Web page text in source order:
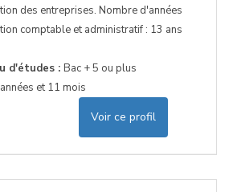
des entreprises. Nombre d'années
comptable et administratif : 13 ans
d'études : Bac + 5 ou plus
et 11 mois
Voir ce profil